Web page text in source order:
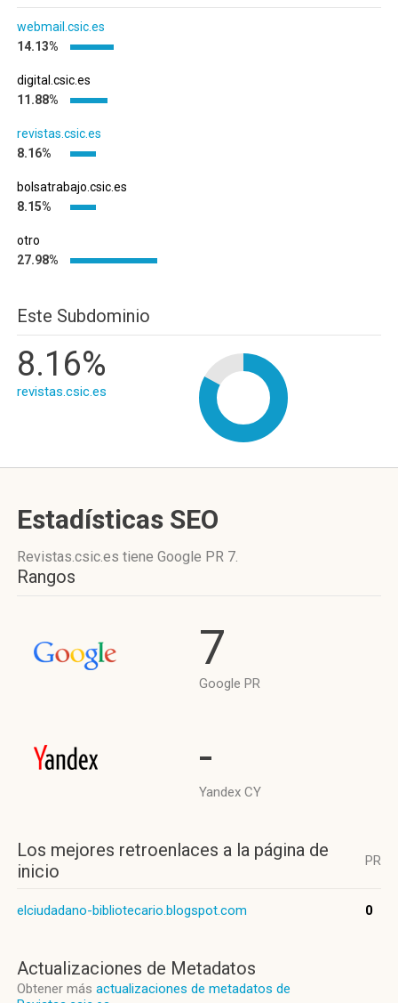
webmail.csic.es
14.13%
digital.csic.es
11.88%
revistas.csic.es
8.16%
bolsatrabajo.csic.es
8.15%
otro
27.98%
Este Subdominio
8.16%
revistas.csic.es
Estadísticas SEO
Revistas.csic.es tiene Google PR 7.
Rangos
7
Google PR
-
Yandex CY
Los mejores retroenlaces a la página de
inicio
PR
elciudadano-bibliotecario.blogspot.com 0
Actualizaciones de Metadatos
Obtener más actualizaciones de metadatos de